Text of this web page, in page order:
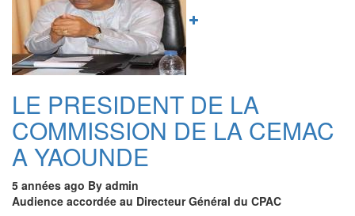
cpac
définitivement
installé
à
Yaoundé
LE PRESIDENT DE LA
COMMISSION DE LA CEMAC
A YAOUNDE
5 années ago By admin
Audience accordée au Directeur Général du CPAC